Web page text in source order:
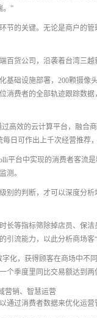
。”
节的关键。无论是商户的
百货公司，沿袭着台湾三
基础设施部署，200颗摄
消费者的全部轨迹跟踪数
高效的云计算平台，融合
日可作出上千次经营推荐
平台中实现的消费者客流
测。
别的判断，才可以深度分
长等指标筛除掉店员、保
流能力，以此分析商场客
化，获得顾客在商场中
个季度里同比交易额达到两
营销、智慧运营
通过消费者数据来优化运营